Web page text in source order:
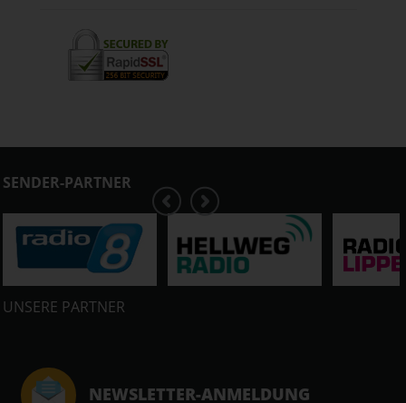
SENDER-PARTNER
UNSERE PARTNER
NEWSLETTER-ANMELDUNG